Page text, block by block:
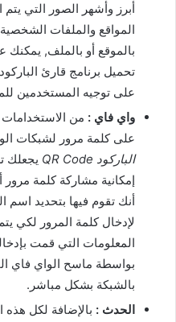
أبرز وأشهر الصور التي
المواقع والملفات
بالموقع أو بالملف, يمكنك
على توجيه المستخدمين
واي فاي : من الاستخدامات
على كلمة مرور لشبكات
الباركود QR Code
إمكانية مشاركة كلمة
أنك تقوم فيها بتحديد اسم
لإدخال كلمة المرور لكي
المعلومات التي قمت
بواسطة ماسح الواي فاي
بالشبكة بشكل مباشر.
الحدث : بالإضافة لكل هذه